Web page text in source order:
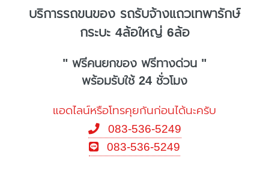
บริการรถขนของ รถรับจ้างแถวเทพารักษ์
กระบะ 4ล้อใหญ่ 6ล้อ
" ฟรีคนยกของ ฟรีทางด่วน "
พร้อมรับใช้ 24 ชั่วโมง
แอดไลน์หรือโทรคุยกันก่อนได้นะครับ
083-536-5249
083-536-5249